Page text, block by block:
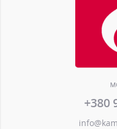
+380